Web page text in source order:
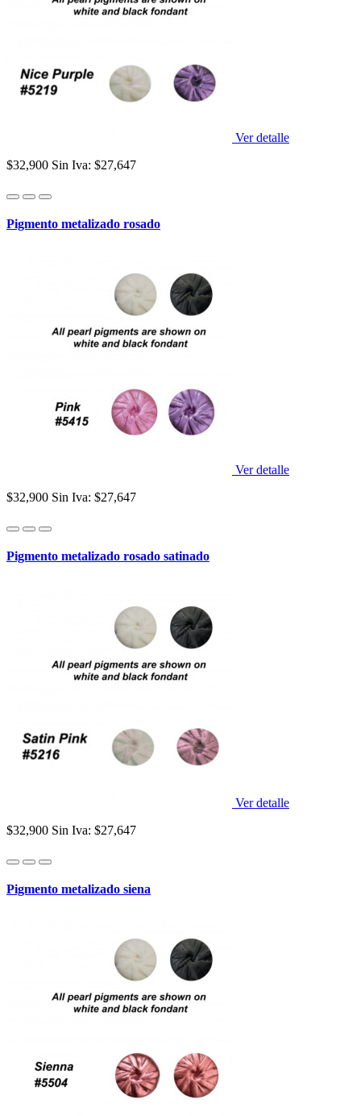
Ver detalle
$32,900 Sin Iva: $27,647
Pigmento metalizado rosado
Ver detalle
$32,900 Sin Iva: $27,647
Pigmento metalizado rosado satinado
Ver detalle
$32,900 Sin Iva: $27,647
Pigmento metalizado siena